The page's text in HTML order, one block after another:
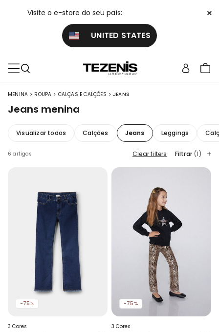
Visite o e-store do seu país:
UNITED STATES
×
MENINA > ROUPA > CALÇAS E CALÇÕES > JEANS
Jeans menina
Visualizar todos Calções Jeans Leggings
6 artigos Clear filters Filtrar (1)
-75%
3 Cores
-75%
3 Cores